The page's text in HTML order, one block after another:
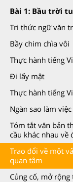
Bài 1: Bầu trời
Tri thức ngữ văn
Bầy chim chìa vôi
Thực hành tiếng
Đi lấy mật
Thực hành tiếng
Ngàn sao làm việc
Tóm tắt văn bản
cầu khác nhau về
Trao đổi về một
quan tâm
Củng cố, mở rộng